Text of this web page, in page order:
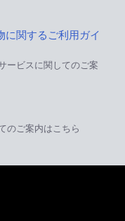
に関するご利用ガイ
ービスに関してのご案
のご案内はこちら